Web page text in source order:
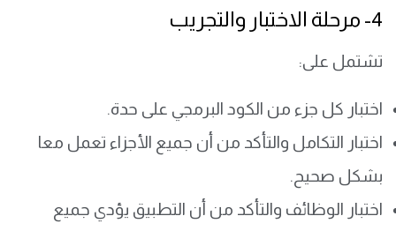
4- مرحلة الاختبار والتجريب
تشتمل على:
اختبار كل جزء من الكود البرمجي على حدة.
اختبار التكامل والتأكد من أن جميع الأجزاء تعمل معا
بشكل صحيح.
اختبار الوظائف والتأكد من أن التطبيق يؤدي جميع